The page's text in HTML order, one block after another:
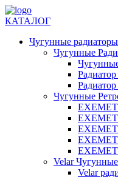
КАТАЛОГ
Чугунные
Чугунные
Чугунные
Velar
Velar